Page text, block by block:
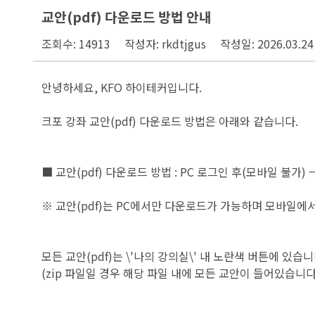
교안(pdf) 다운로드 방법 안내
조회수: 14913 작성자: rkdtjgus 작성일: 2026.03.24
안녕하세요, KFO 하이테커입니다.
크포 강좌 교안(pdf) 다운로드 방법은 아래와 같습니다.
■ 교안(pdf) 다운로드 방법 : PC 로그인 후(모바일 불
※ 교안(pdf)는 PC에서만 다운로드가 가능하며 모바일에
모든 교안(pdf)는 \'나의 강의실\' 내 노란색 버튼에 있습
(zip 파일일 경우 해당 파일 내에 모든 교안이 들어있습니